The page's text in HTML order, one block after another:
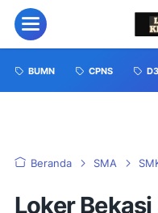
BUMN CPNS D3
Beranda SMA
Loker